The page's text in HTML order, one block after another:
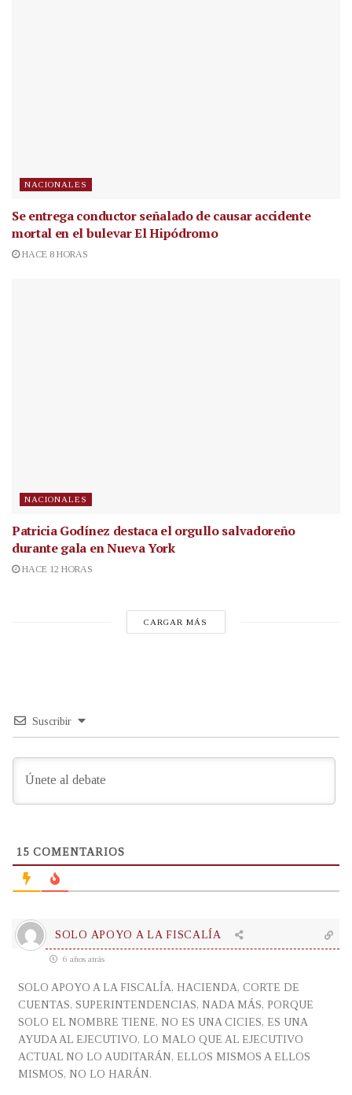
NACIONALES
Se entrega conductor señalado de causar accidente
mortal en el bulevar El Hipódromo
HACE 8 HORAS
NACIONALES
Patricia Godínez destaca el orgullo salvadoreño
durante gala en Nueva York
HACE 12 HORAS
CARGAR MÁS
Suscribir
15 COMENTARIOS
SOLO APOYO A LA FISCALÍA
6 años atrás
SOLO APOYO A LA FISCALÍA, HACIENDA, CORTE DE
CUENTAS, SUPERINTENDENCIAS, NADA MÁS, PORQUE
SOLO EL NOMBRE TIENE, NO ES UNA CICIES, ES UNA
AYUDA AL EJECUTIVO, LO MALO QUE AL EJECUTIVO
ACTUAL NO LO AUDITARÁN, ELLOS MISMOS A ELLOS
MISMOS, NO LO HARÁN.